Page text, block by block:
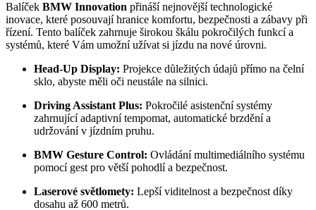
Balíček BMW Innovation přináší nejnovější technologické
inovace, které posouvají hranice komfortu, bezpečnosti a zábavy při
řízení. Tento balíček zahrnuje širokou škálu pokročilých funkcí a
systémů, které Vám umožní užívat si jízdu na nové úrovni.
Head-Up Display: Projekce důležitých údajů přímo na čelní
sklo, abyste měli oči neustále na silnici.
Driving Assistant Plus: Pokročilé asistenční systémy
zahrnující adaptivní tempomat, automatické brzdění a
udržování v jízdním pruhu.
BMW Gesture Control: Ovládání multimediálního systému
pomocí gest pro větší pohodlí a bezpečnost.
Laserové světlomety: Lepší viditelnost a bezpečnost díky
dosahu až 600 metrů.